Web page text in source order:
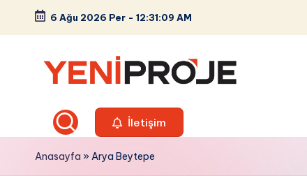
Skip
6 Ağu 2026 Per - 12:31:10 AM
e
n
Konut,
Villa,
Ofis
İletişim
Anasayfa »Arya Beytepe